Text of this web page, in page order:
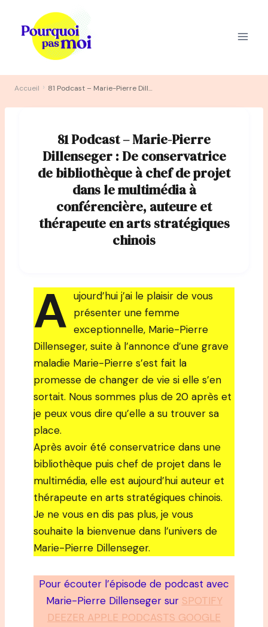
contenu
Accueil › 81 Podcast – Marie-Pierre Dillenseger : De conservatrice de bibliothèque à chef de projet dans le multimédia à conférencière, auteure et thérapeute en arts stratégiques chinois
81 Podcast – Marie-Pierre
Dillenseger : De conservatrice
de bibliothèque à chef de projet
dans le multimédia à
conférencière, auteure et
thérapeute en arts stratégiques
chinois
A ujourd’hui j’ai le plaisir de vous
présenter une femme
exceptionnelle, Marie-Pierre
Dillenseger, suite à l’annonce d’une grave
maladie Marie-Pierre s’est fait la
promesse de changer de vie si elle s’en
sortait. Nous sommes plus de 20 après et
je peux vous dire qu’elle a su trouver sa
place.
Après avoir été conservatrice dans une
bibliothèque puis chef de projet dans le
multimédia, elle est aujourd’hui auteur et
thérapeute en arts stratégiques chinois.
Je ne vous en dis pas plus, je vous
souhaite la bienvenue dans l’univers de
Marie-Pierre Dillenseger.
Pour écouter l’épisode de podcast avec
Marie-Pierre Dillenseger sur SPOTIFY
DEEZER APPLE PODCASTS GOOGLE